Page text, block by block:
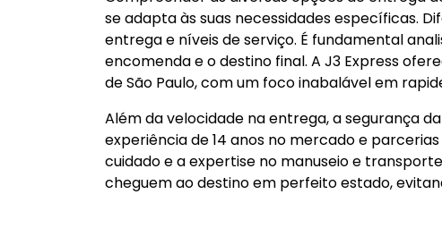
se adapta às suas necessidades específicas.
entrega e níveis de serviço. É fundamental
encomenda e o destino final. A J3 Express
de São Paulo, com um foco inabalável em
Além da velocidade na entrega, a segurança
experiência de 14 anos no mercado e
cuidado e a expertise no manuseio e
cheguem ao destino em perfeito estado,